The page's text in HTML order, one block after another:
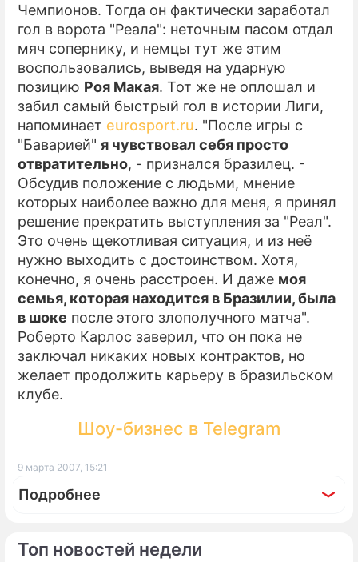
Топ новостей недели
Чемпионов. Тогда он фактически заработал
гол в ворота "Реала": неточным пасом отдал
мяч сопернику, и немцы тут же этим
воспользовались, выведя на ударную
позицию Роя Макая. Тот же не оплошал и
забил самый быстрый гол в истории Лиги,
напоминает eurosport.ru. "После игры с
"Баварией" я чувствовал себя просто
отвратительно, - признался бразилец. -
Обсудив положение с людьми, мнение
которых наиболее важно для меня, я принял
решение прекратить выступления за "Реал".
Это очень щекотливая ситуация, и из неё
нужно выходить с достоинством. Хотя,
конечно, я очень расстроен. И даже моя
семья, которая находится в Бразилии, была
в шоке после этого злополучного матча".
Роберто Карлос заверил, что он пока не
заключал никаких новых контрактов, но
желает продолжить карьеру в бразильском
клубе.
Шоу-бизнес в Telegram
9 марта 2007, 15:21
Подробнее